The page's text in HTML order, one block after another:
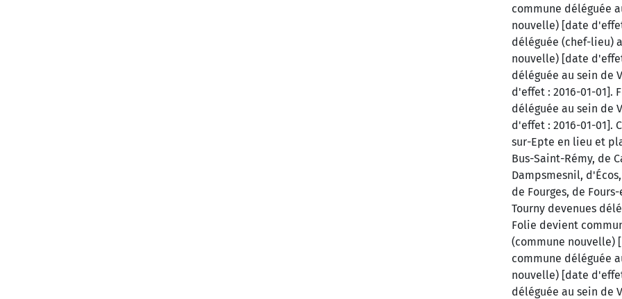
commune déléguée
nouvelle) [date
déléguée (chef-lieu)
nouvelle) [date
déléguée au sein de
d'effet : 2016-01-01].
déléguée au sein de
d'effet : 2016-01-01].
sur-Epte en lieu et
Bus-Saint-Rémy, de
Dampsmesnil,
de Fourges, de
Tourny devenues
Folie devient
(commune nouvelle)
commune déléguée
nouvelle) [date
déléguée au sein de